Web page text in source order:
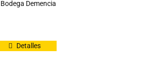
Bodega Demencia
Detalles